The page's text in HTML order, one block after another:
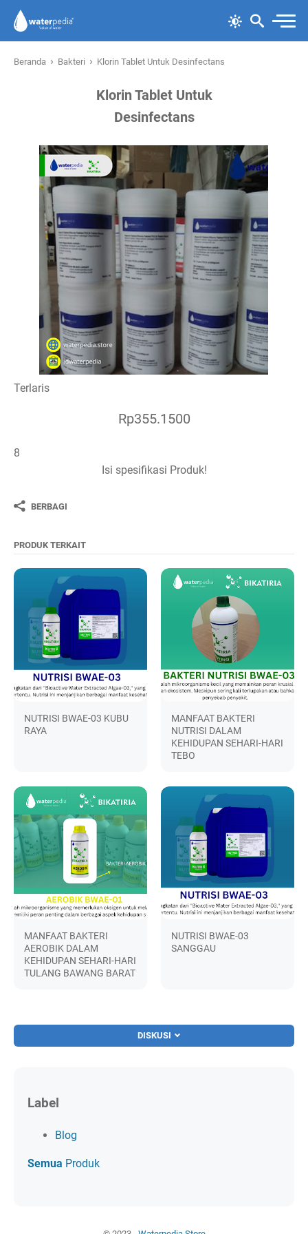
Beranda › Bakteri › Klorin Tablet Untuk Desinfectans
Klorin Tablet Untuk
Desinfectans
Terlaris
Rp355.1500
8
Isi spesifikasi Produk!
BERBAGI
PRODUK TERKAIT
NUTRISI BWAE-03 KUBU
RAYA
MANFAAT BAKTERI
NUTRISI DALAM
KEHIDUPAN SEHARI-HARI
TEBO
MANFAAT BAKTERI
AEROBIK DALAM
KEHIDUPAN SEHARI-HARI
TULANG BAWANG BARAT
NUTRISI BWAE-03
SANGGAU
DISKUSI
Label
Blog
Semua Produk